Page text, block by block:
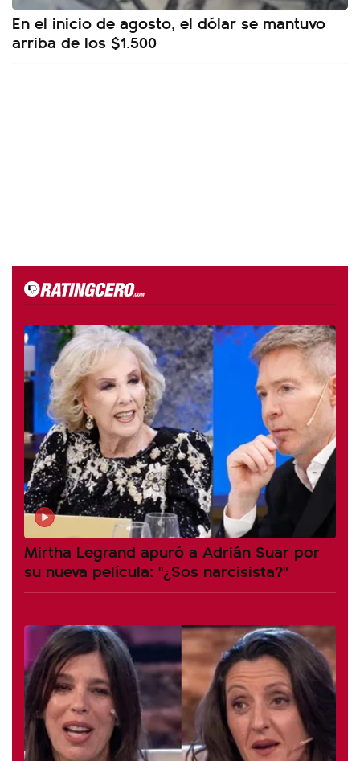
En el inicio de agosto, el dólar se mantuvo
arriba de los $1.500
Mirtha Legrand apuró a Adrián Suar por
su nueva película: "¿Sos narcisista?"